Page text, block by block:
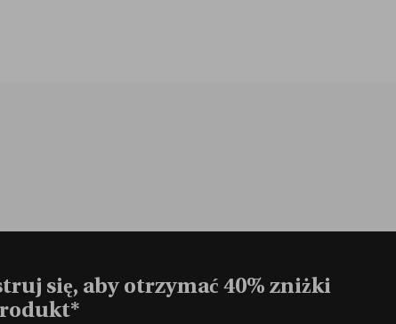
się, aby otrzymać 40% zniżki